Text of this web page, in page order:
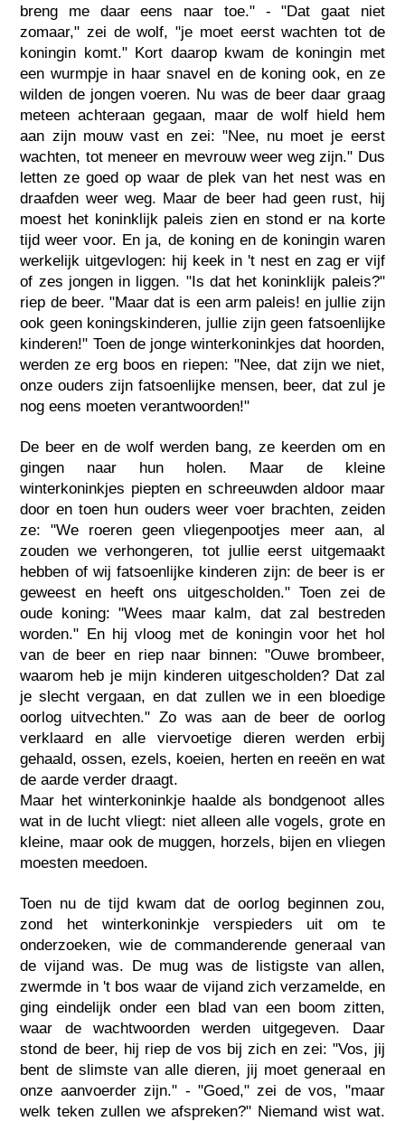
breng me daar eens naar toe." - "Dat gaat niet
zomaar," zei de wolf, "je moet eerst wachten tot de
koningin komt." Kort daarop kwam de koningin met
een wurmpje in haar snavel en de koning ook, en ze
wilden de jongen voeren. Nu was de beer daar graag
meteen achteraan gegaan, maar de wolf hield hem
aan zijn mouw vast en zei: "Nee, nu moet je eerst
wachten, tot meneer en mevrouw weer weg zijn." Dus
letten ze goed op waar de plek van het nest was en
draafden weer weg. Maar de beer had geen rust, hij
moest het koninklijk paleis zien en stond er na korte
tijd weer voor. En ja, de koning en de koningin waren
werkelijk uitgevlogen: hij keek in 't nest en zag er vijf
of zes jongen in liggen. "Is dat het koninklijk paleis?"
riep de beer. "Maar dat is een arm paleis! en jullie zijn
ook geen koningskinderen, jullie zijn geen fatsoenlijke
kinderen!" Toen de jonge winterkoninkjes dat hoorden,
werden ze erg boos en riepen: "Nee, dat zijn we niet,
onze ouders zijn fatsoenlijke mensen, beer, dat zul je
nog eens moeten verantwoorden!"
De beer en de wolf werden bang, ze keerden om en
gingen naar hun holen. Maar de kleine
winterkoninkjes piepten en schreeuwden aldoor maar
door en toen hun ouders weer voer brachten, zeiden
ze: "We roeren geen vliegenpootjes meer aan, al
zouden we verhongeren, tot jullie eerst uitgemaakt
hebben of wij fatsoenlijke kinderen zijn: de beer is er
geweest en heeft ons uitgescholden." Toen zei de
oude koning: "Wees maar kalm, dat zal bestreden
worden." En hij vloog met de koningin voor het hol
van de beer en riep naar binnen: "Ouwe brombeer,
waarom heb je mijn kinderen uitgescholden? Dat zal
je slecht vergaan, en dat zullen we in een bloedige
oorlog uitvechten." Zo was aan de beer de oorlog
verklaard en alle viervoetige dieren werden erbij
gehaald, ossen, ezels, koeien, herten en reeën en wat
de aarde verder draagt.
Maar het winterkoninkje haalde als bondgenoot alles
wat in de lucht vliegt: niet alleen alle vogels, grote en
kleine, maar ook de muggen, horzels, bijen en vliegen
moesten meedoen.
Toen nu de tijd kwam dat de oorlog beginnen zou,
zond het winterkoninkje verspieders uit om te
onderzoeken, wie de commanderende generaal van
de vijand was. De mug was de listigste van allen,
zwermde in 't bos waar de vijand zich verzamelde, en
ging eindelijk onder een blad van een boom zitten,
waar de wachtwoorden werden uitgegeven. Daar
stond de beer, hij riep de vos bij zich en zei: "Vos, jij
bent de slimste van alle dieren, jij moet generaal en
onze aanvoerder zijn." - "Goed," zei de vos, "maar
welk teken zullen we afspreken?" Niemand wist wat.